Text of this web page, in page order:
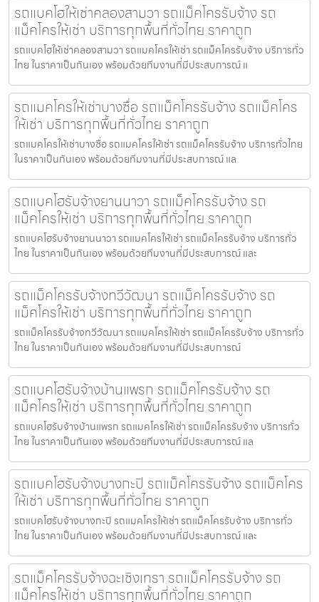
รถแบคโฮให้เช่าคลองสามวา รถแม็คโครรับจ้าง รถ
แม็คโครให้เช่า บริการทุกพื้นที่ทั่วไทย ราคาถูก
รถแบคโฮให้เช่าคลองสามวา รถแมคโครให้เช่า รถแม็คโครรับจ้าง บริการทั่ว
ไทย ในราคาเป็นกันเอง พร้อมด้วยทีมงานที่มีประสบการณ์ แ
รถแมคโครให้เช่าบางซื่อ รถแม็คโครรับจ้าง รถแม็คโคร
ให้เช่า บริการทุกพื้นที่ทั่วไทย ราคาถูก
รถแมคโครให้เช่าบางซื่อ รถแมคโครให้เช่า รถแม็คโครรับจ้าง บริการทั่วไทย
ในราคาเป็นกันเอง พร้อมด้วยทีมงานที่มีประสบการณ์ แล
รถแบคโฮรับจ้างยานนาวา รถแม็คโครรับจ้าง รถ
แม็คโครให้เช่า บริการทุกพื้นที่ทั่วไทย ราคาถูก
รถแบคโฮรับจ้างยานนาวา รถแมคโครให้เช่า รถแม็คโครรับจ้าง บริการทั่ว
ไทย ในราคาเป็นกันเอง พร้อมด้วยทีมงานที่มีประสบการณ์ และ
รถแม็คโครรับจ้างทวีวัฒนา รถแม็คโครรับจ้าง รถ
แม็คโครให้เช่า บริการทุกพื้นที่ทั่วไทย ราคาถูก
รถแม็คโครรับจ้างทวีวัฒนา รถแมคโครให้เช่า รถแม็คโครรับจ้าง บริการทั่ว
ไทย ในราคาเป็นกันเอง พร้อมด้วยทีมงานที่มีประสบการณ์
รถแบคโฮรับจ้างบ้านแพรก รถแม็คโครรับจ้าง รถ
แม็คโครให้เช่า บริการทุกพื้นที่ทั่วไทย ราคาถูก
รถแบคโฮรับจ้างบ้านแพรก รถแมคโครให้เช่า รถแม็คโครรับจ้าง บริการทั่ว
ไทย ในราคาเป็นกันเอง พร้อมด้วยทีมงานที่มีประสบการณ์ แล
รถแบคโฮรับจ้างบางกะปิ รถแม็คโครรับจ้าง รถแม็คโคร
ให้เช่า บริการทุกพื้นที่ทั่วไทย ราคาถูก
รถแบคโฮรับจ้างบางกะปิ รถแมคโครให้เช่า รถแม็คโครรับจ้าง บริการทั่ว
ไทย ในราคาเป็นกันเอง พร้อมด้วยทีมงานที่มีประสบการณ์ และ
รถแม็คโครรับจ้างฉะเชิงเทรา รถแม็คโครรับจ้าง รถ
แม็คโครให้เช่า บริการทุกพื้นที่ทั่วไทย ราคาถูก